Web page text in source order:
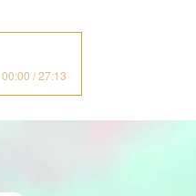
00:00 / 27:13